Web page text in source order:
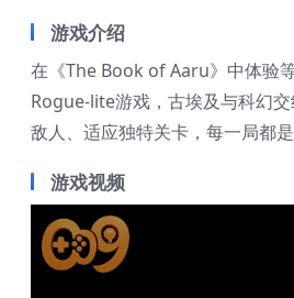
游戏介绍
在《The Book of Aaru》中体验
Rogue-lite游戏，古埃及与科幻
敌人、适应独特关卡，每一局都
游戏视频